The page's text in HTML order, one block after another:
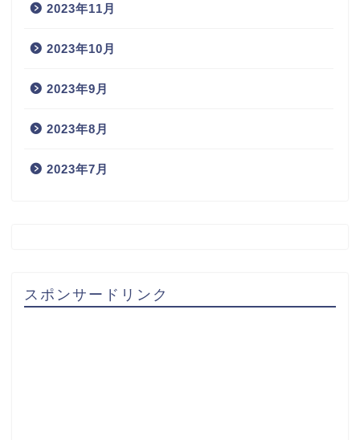
2023年11月
2023年10月
2023年9月
2023年8月
2023年7月
スポンサードリンク